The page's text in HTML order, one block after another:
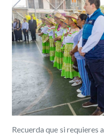
Recuerda que si requieres